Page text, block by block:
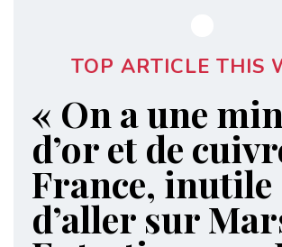
TOP ARTICLE THIS
« On a une
d’or et de
France, inutile
d’aller sur